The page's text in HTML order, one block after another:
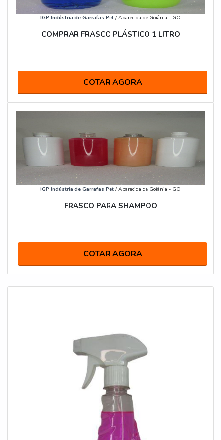
IGP Indústria de Garrafas Pet / Aparecida de Goiânia - GO
COMPRAR FRASCO PLÁSTICO 1 LITRO
COTAR AGORA
IGP Indústria de Garrafas Pet / Aparecida de Goiânia - GO
FRASCO PARA SHAMPOO
COTAR AGORA